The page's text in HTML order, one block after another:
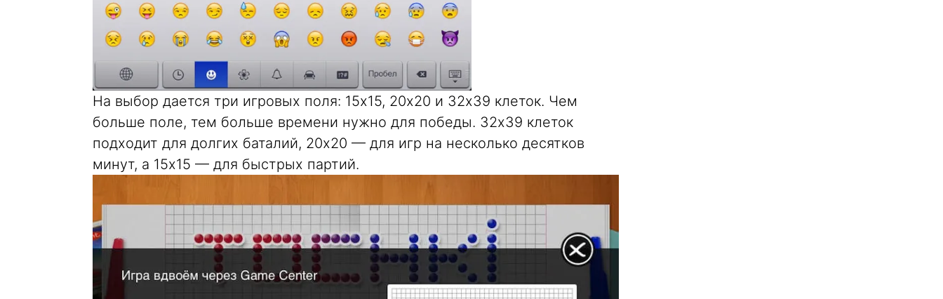
На выбор дается три игровых поля: 15х15, 20х20 и 32х39 клеток. Чем
больше поле, тем больше времени нужно для победы. 32х39 клеток
подходит для долгих баталий, 20х20 — для игр на несколько десятков
минут, а 15х15 — для быстрых партий.